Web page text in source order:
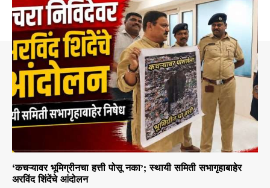
‘कचऱ्यावर भूमिग्रीनचा हत्ती पोसू नका’; स्थायी समिती सभागृहाबाहेर
अरविंद शिंदेंचे आंदोलन